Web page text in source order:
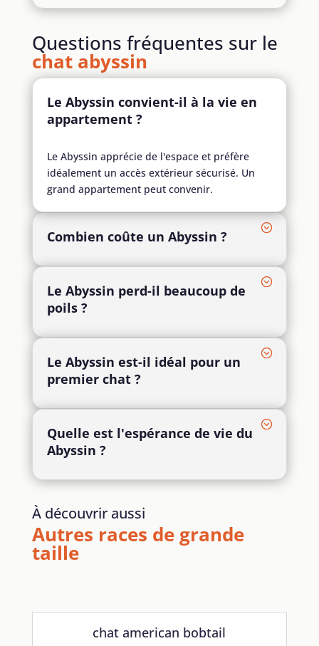
Questions fréquentes sur le
chat abyssin
Le Abyssin convient-il à la vie en
appartement ?
Le Abyssin apprécie de l'espace et préfère
idéalement un accès extérieur sécurisé. Un
grand appartement peut convenir.
Combien coûte un Abyssin ?
Le Abyssin perd-il beaucoup de
poils ?
Le Abyssin est-il idéal pour un
premier chat ?
Quelle est l'espérance de vie du
Abyssin ?
À découvrir aussi
Autres races de grande
taille
chat american bobtail